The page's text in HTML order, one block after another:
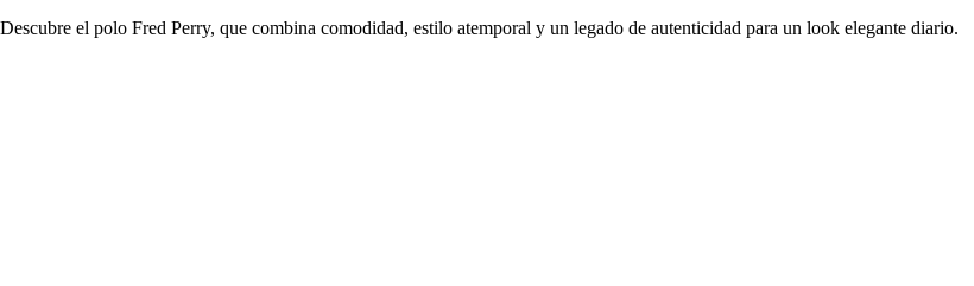
Descubre el polo Fred Perry, que combina comodidad, estilo atemporal y un legado de autenticidad para un look elegante diario.